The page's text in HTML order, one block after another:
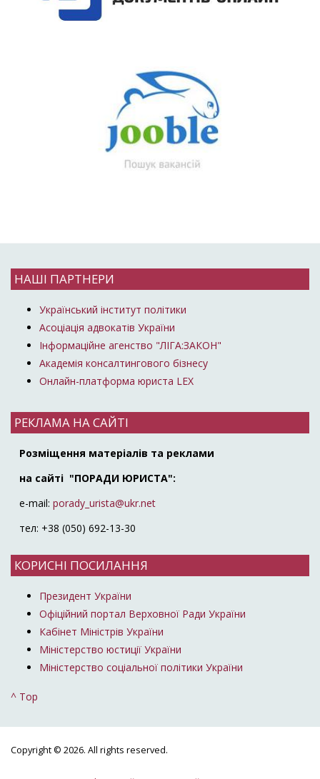
НАШІ ПАРТНЕРИ
Український інститут політики
Асоціація адвокатів України
Інформаційне агенство "ЛІГА:ЗАКОН"
Академія консалтингового бізнесу
Онлайн-платформа юриста LEX
РЕКЛАМА НА САЙТІ
Розміщення матеріалів та реклами
на сайті "ПОРАДИ ЮРИСТА":
e-mail: porady_urista@ukr.net
тел: +38 (050) 692-13-30
КОРИСНІ ПОСИЛАННЯ
Президент України
Офіційний портал Верховної Ради України
Кабінет Міністрів України
Міністерство юстиції України
Міністерство соціальної політики України
^ Top
Copyright © 2026. All rights reserved.